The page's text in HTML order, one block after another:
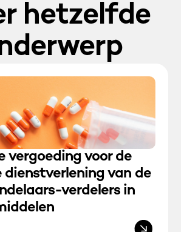
hetzelfde
vergoeding voor de
dienstverlening van de
verdelers in